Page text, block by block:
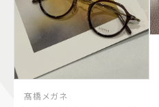
髙橋メガネ